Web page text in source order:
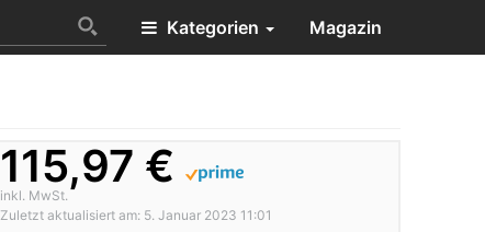
Kategorien Magazin
115,97 €
inkl. MwSt.
Zuletzt aktualisiert am: 5. Januar 2023 11:01